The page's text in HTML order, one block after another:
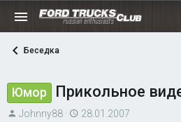
Беседка
Юмор Прикольное
А
Johnny88
Д
28.01.2007